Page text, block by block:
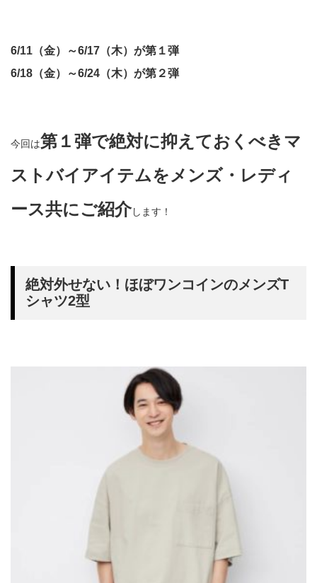
6/11（金）～6/17（木）が第１弾
6/18（金）～6/24（木）が第２弾
今回は第１弾で絶対に抑えておくべきマ
ストバイアイテムをメンズ・レディ
ース共にご紹介します！
絶対外せない！ほぼワンコインのメンズT
シャツ2型